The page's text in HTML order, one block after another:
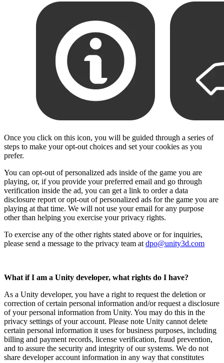
Once you click on this icon, you will be guided through a series of
steps to make your opt-out choices and set your cookies as you
prefer.
You can opt-out of personalized ads inside of the game you are
playing, or, if you provide your preferred email and go through
verification inside the ad, you can get a link to order a data
disclosure report or opt-out of personalized ads for the game you are
playing at that time. We will not use your email for any purpose
other than helping you exercise your privacy rights.
To exercise any of the other rights stated above or for inquiries,
please send a message to the privacy team at dpo@unity3d.com
What if I am a Unity developer, what rights do I have?
As a Unity developer, you have a right to request the deletion or
correction of certain personal information and/or request a disclosure
of your personal information from Unity. You may do this in the
privacy settings of your account. Please note Unity cannot delete
certain personal information it uses for business purposes, including
billing and payment records, license verification, fraud prevention,
and to assure the security and integrity of our systems. We do not
share developer account information in any way that constitutes